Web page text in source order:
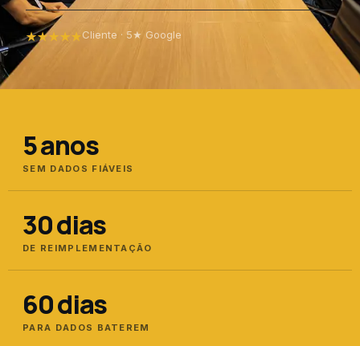
★★★★★Cliente · 5★ Google
5 anos
SEM DADOS FIÁVEIS
30 dias
DE REIMPLEMENTAÇÃO
60 dias
PARA DADOS BATEREM